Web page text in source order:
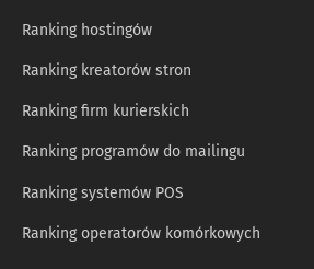
Ranking hostingów
Ranking kreatorów stron
Ranking firm kurierskich
Ranking programów do mailingu
Ranking systemów POS
Ranking operatorów komórkowych